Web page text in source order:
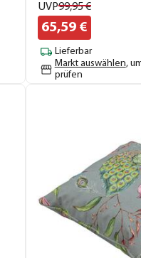
UVP99,95€
65,59€
Lieferbar
Markt auswählen,
prüfen